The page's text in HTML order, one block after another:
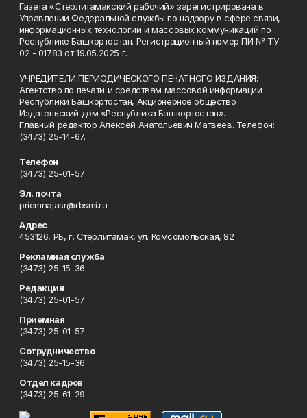
Газета «Стерлитамакский рабочий» зарегистрирована в
Управлении Федеральной службы по надзору в сфере связи,
информационных технологий и массовых коммуникаций по
Республике Башкортостан. Регистрационный номер ПИ № ТУ
02 - 01783 от 19.05.2025 г.
УЧРЕДИТЕЛИ ПЕРИОДИЧЕСКОГО ПЕЧАТНОГО ИЗДАНИЯ:
Агентство по печати и средствам массовой информации
Республики Башкортостан, Акционерное общество
Издательский дом «Республика Башкортостан».
Главный редактор Алексей Анатольевич Матвеев. Телефон:
(3473) 25-14-67.
Телефон
(3473) 25-01-57
Эл. почта
priemnajasr@rbsmi.ru
Адрес
453126, РБ, г. Стерлитамак, ул. Комсомольская, 82
Рекламная служба
(3473) 25-15-36
Редакция
(3473) 25-01-57
Приемная
(3473) 25-01-57
Сотрудничество
(3473) 25-15-36
Отдел кадров
(3473) 25-61-29